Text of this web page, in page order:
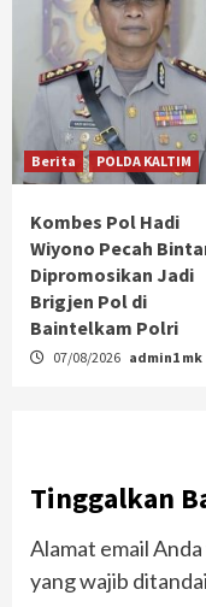
Berita POLDA KALTIM
Kombes Pol Hadi
Wiyono Pecah
Dipromosikan Jadi
Brigjen Pol di
Baintelkam Polri
07/08/2026 admin1 mk
Tinggalkan
Alamat email
yang wajib ditandai